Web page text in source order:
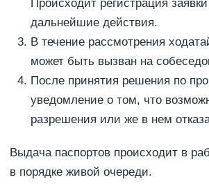
Происходит регистрация
дальнейшие действия.
В течение рассмотрения
может быть вызван на
После принятия решения по
уведомление о том, что
разрешения или же в нем
Выдача паспортов происходит в
в порядке живой очереди.